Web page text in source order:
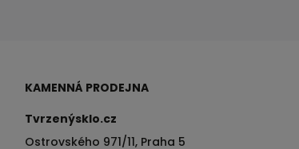
KAMENNÁ PRODEJNA
Tvrzenýsklo.cz
Ostrovského 971/11, Praha 5